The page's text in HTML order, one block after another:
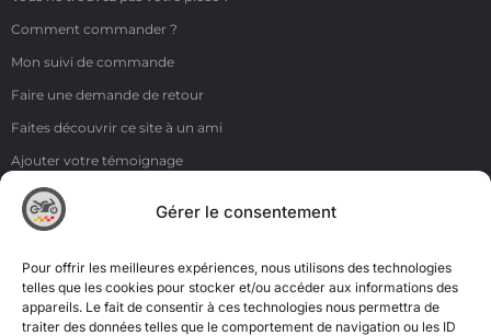
Gérer le consentement
Pour offrir les meilleures expériences, nous utilisons des technologies
telles que les cookies pour stocker et/ou accéder aux informations des
appareils. Le fait de consentir à ces technologies nous permettra de
traiter des données telles que le comportement de navigation ou les ID
Comment commander ?
Mon suivi de commande
Faire une demande de retour
Faites découvrir ce site à un ami
Ajouter votre témoignage
Voir tous les témoignages
Liens
NOS COORDONNÉES
ZI de la Moinerie - 8 rue du Roussillon 91220 Bretigny sur Orge
Email: contact@accimoto.com